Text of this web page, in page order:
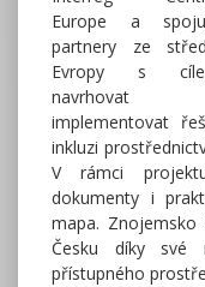
Europe a
partnery ze
Evropy s
navrhovat
implementovat
inkluzi
V rámci
dokumenty i
mapa.
Česku díky
přístupného